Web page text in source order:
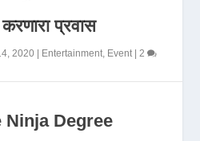
प्रवास
2020 Entertainment, Event|2
Ninja Degree